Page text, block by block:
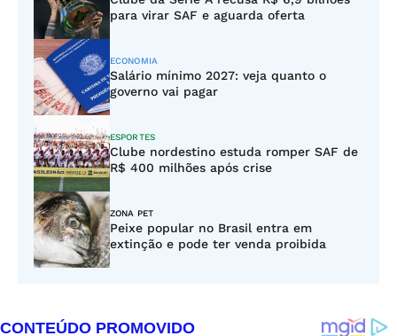
para virar SAF e aguarda oferta
ECONOMIA
Salário mínimo 2027: veja quanto o
governo vai pagar
ESPORTES
Clube nordestino estuda romper SAF de
R$ 400 milhões após crise
ZONA PET
Peixe popular no Brasil entra em
extinção e pode ter venda proibida